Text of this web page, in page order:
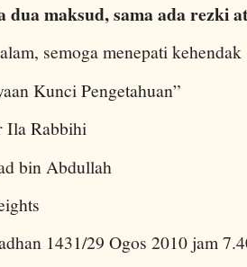
dua maksud, sama ada rezki
semoga menepati kehendak
Kunci Pengetahuan”
Ila Rabbihi
bin Abdullah
1431/29 Ogos 2010 jam